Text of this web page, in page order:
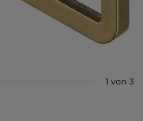
1 von 3